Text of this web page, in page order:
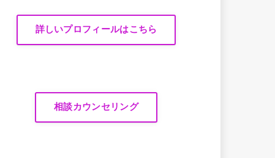
詳しいプロフィールはこちら
相談カウンセリング